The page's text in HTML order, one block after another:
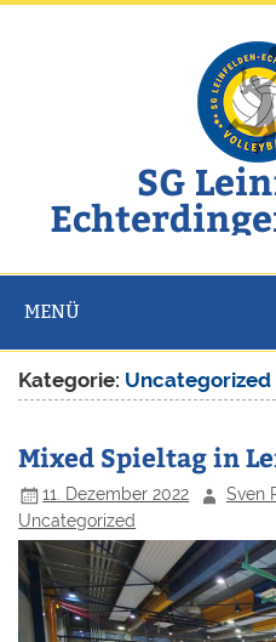
Zum
SG
MENÜ
Kategorie: Uncategorized
Mixed Spieltag in
11. Dezember 2022 Sven
Uncategorized